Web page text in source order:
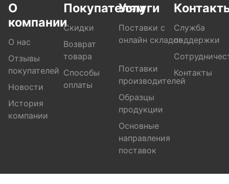
О
компании
О нас
Отзывы
покупателей
Новости
История
компании
Покупателям
Скидки
Возврат
товара
Способы
оплаты
Услуги
Поставки с
онлайн складов
Поставки
производителей
Образцы
продукции
Основные
направления
поставок
Служба
поддержки
Контакты